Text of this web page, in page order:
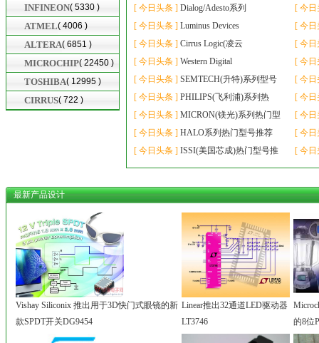
INFINEON( 5330 )
ATMEL( 4006 )
ALTERA( 6851 )
MICROCHIP( 22450 )
TOSHIBA( 12995 )
CIRRUS( 722 )
[ 今日头条 ] Dialog/Adesto系列
[ 今
[ 今日头条 ] Luminus Devices
[ 今
[ 今日头条 ] Cirrus Logic(凌云
[ 今
[ 今日头条 ] Western Digital
[ 今
[ 今日头条 ] SEMTECH(升特)系列型号
[ 今
[ 今日头条 ] PHILIPS(飞利浦)系列热
[ 今
[ 今日头条 ] MICRON(镁光)系列热门型
[ 今
[ 今日头条 ] HALO系列热门型号推荐
[ 今
[ 今日头条 ] ISSI(美国芯成)热门型号推 [ 今
最新产品设计
Vishay Siliconix 推出用于3D快门式眼镜的新
款SPDT开关DG9454
Linear推出32通道LED驱动器
LT3746
的8位